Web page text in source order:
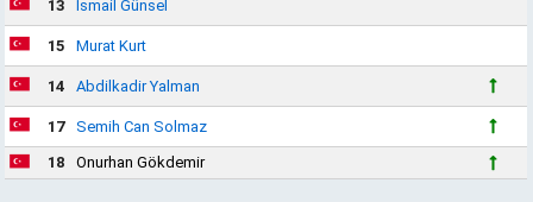
13 İsmail Günsel
15 Murat Kurt
14 Abdilkadir Yalman
17
Semih Can Solmaz
18
Onurhan Gökdemir